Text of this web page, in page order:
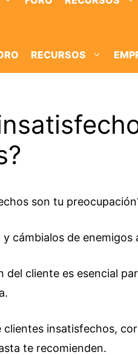
RECURSOS
son tu
cámbialos de enemigos
del cliente es esencial
clientes insatisfechos,
te recomienden.